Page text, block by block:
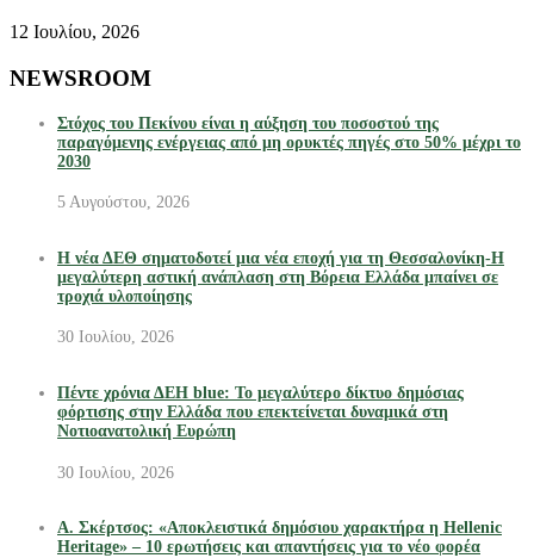
12 Ιουλίου, 2026
NEWSROOM
Στόχος του Πεκίνου είναι η αύξηση του ποσοστού της
παραγόμενης ενέργειας από μη ορυκτές πηγές στο 50% μέχρι το
2030
5 Αυγούστου, 2026
Η νέα ΔΕΘ σηματοδοτεί μια νέα εποχή για τη Θεσσαλονίκη-Η
μεγαλύτερη αστική ανάπλαση στη Βόρεια Ελλάδα μπαίνει σε
τροχιά υλοποίησης
30 Ιουλίου, 2026
Πέντε χρόνια ΔΕΗ blue: Το μεγαλύτερο δίκτυο δημόσιας
φόρτισης στην Ελλάδα που επεκτείνεται δυναμικά στη
Νοτιοανατολική Ευρώπη
30 Ιουλίου, 2026
Α. Σκέρτσος: «Αποκλειστικά δημόσιου χαρακτήρα η Hellenic
Heritage» – 10 ερωτήσεις και απαντήσεις για το νέο φορέα